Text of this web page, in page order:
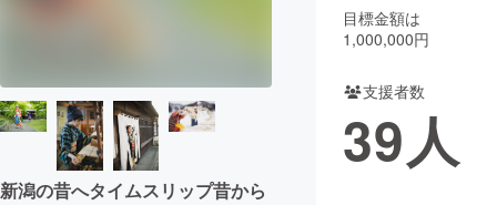
CAMPFIRE Creation
コミュニティ
新潟の昔へタイムスリップ昔から
目標金額は
1,000,000円
支援者数
39人